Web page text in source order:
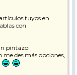
tuyos en
con
pintazo
des más opciones,